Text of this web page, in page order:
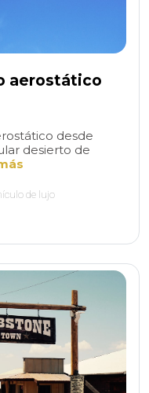
aerostático
desde
desierto de
de lujo